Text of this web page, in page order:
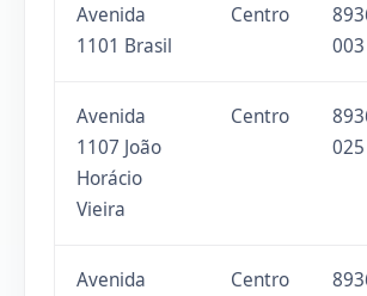
Avenida
1101 Brasil
Centro
003
Avenida
1107 João
Horácio
Vieira
Centro
025
Avenida
Centro